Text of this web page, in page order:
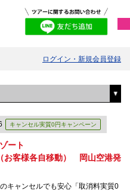
ログイン・新規会員登録
キャンセル実質0円キャンペーン
ート
お客様各自移動） 岡山空港発
キャンセルでも安心「取消料実質0